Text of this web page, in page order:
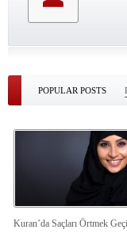
POPULAR POSTS
Kuran’da Saçları Örtmek